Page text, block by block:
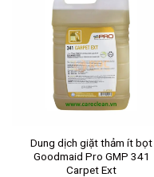
Dung dịch giặt thảm ít bọt
Goodmaid Pro GMP 341
Carpet Ext